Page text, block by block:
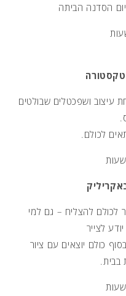
הסדנה הביתה
עיצוב ושפכטלים שבולטים
לכולם.
לכולם להצליח – גם למי
לצייר
כולם יוצאים עם ציור
בבית.